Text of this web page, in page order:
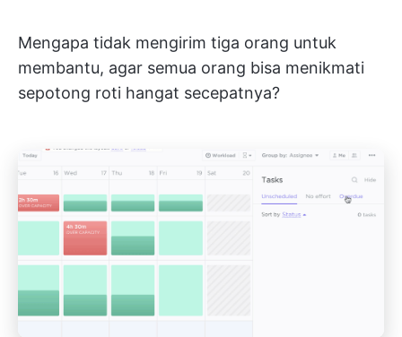
Mengapa tidak mengirim tiga orang untuk
membantu, agar semua orang bisa menikmati
sepotong roti hangat secepatnya?